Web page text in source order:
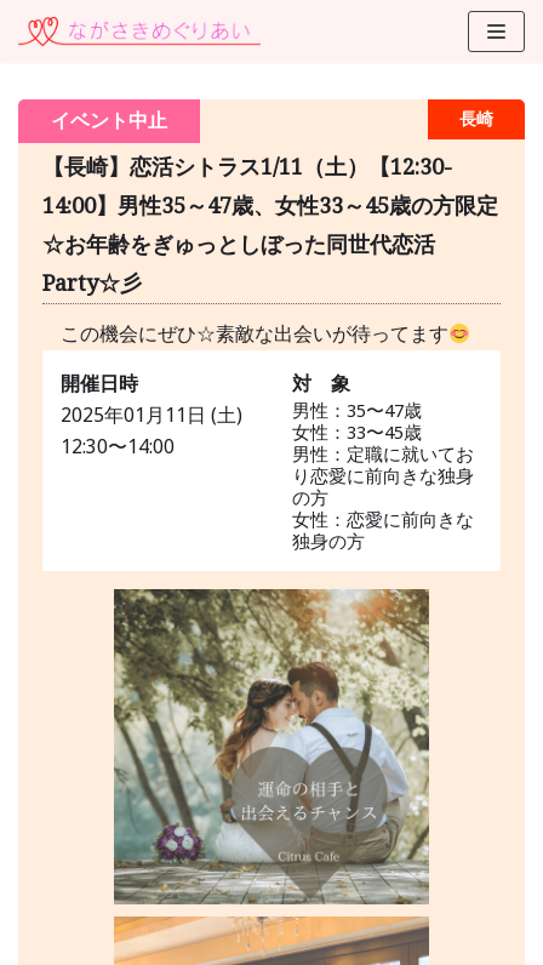
コ
キ
ッ
プ
長崎
イベント中止
【長崎】恋活シトラス1/11（土）【12:30-
14:00】男性35～47歳、女性33～45歳の方限定
☆お年齢をぎゅっとしぼった同世代恋活
Party☆彡
この機会にぜひ☆素敵な出会いが待ってます
開催日時
2025年01月11日 (土)
12:30〜14:00
対 象
男性：35〜47歳
女性：33〜45歳
男性：定職に就いてお
り恋愛に前向きな独身
の方
女性：恋愛に前向きな
独身の方